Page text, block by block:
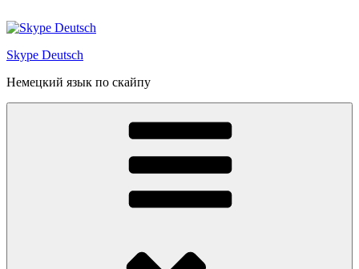
к
Skype Deutsch
Немецкий язык по скайпу